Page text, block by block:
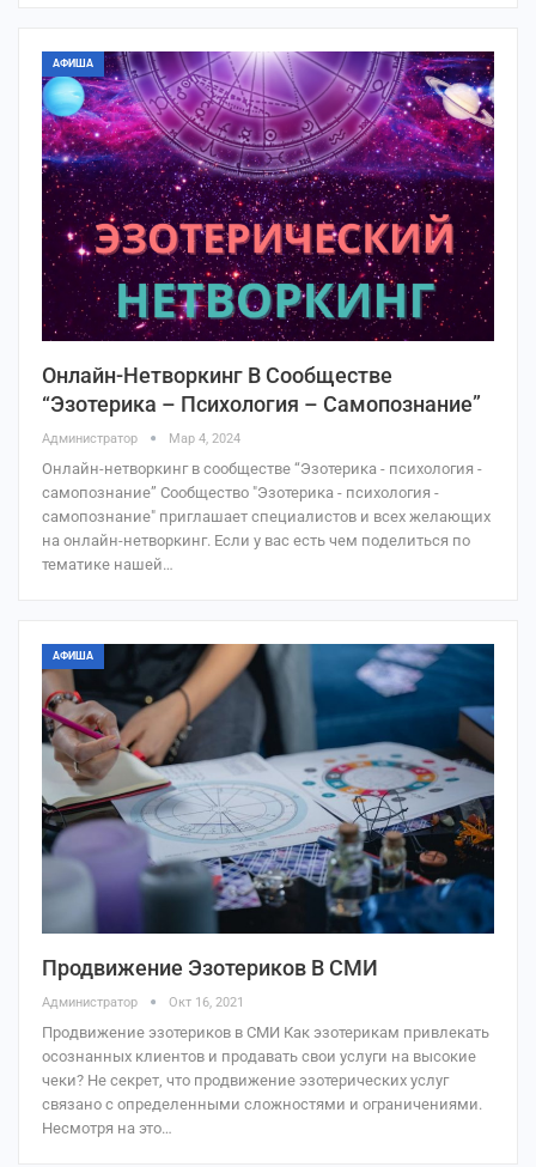
АФИША
Онлайн-Нетворкинг В Сообществе
“Эзотерика – Психология – Самопознание”
Администратор Мар 4, 2024
Онлайн-нетворкинг в сообществе “Эзотерика - психология -
самопознание” Сообщество "Эзотерика - психология -
самопознание" приглашает специалистов и всех желающих
на онлайн-нетворкинг. Если у вас есть чем поделиться по
тематике нашей…
АФИША
Продвижение Эзотериков В СМИ
Администратор Окт 16, 2021
Продвижение эзотериков в СМИ Как эзотерикам привлекать
осознанных клиентов и продавать свои услуги на высокие
чеки? Не секрет, что продвижение эзотерических услуг
связано с определенными сложностями и ограничениями.
Несмотря на это…